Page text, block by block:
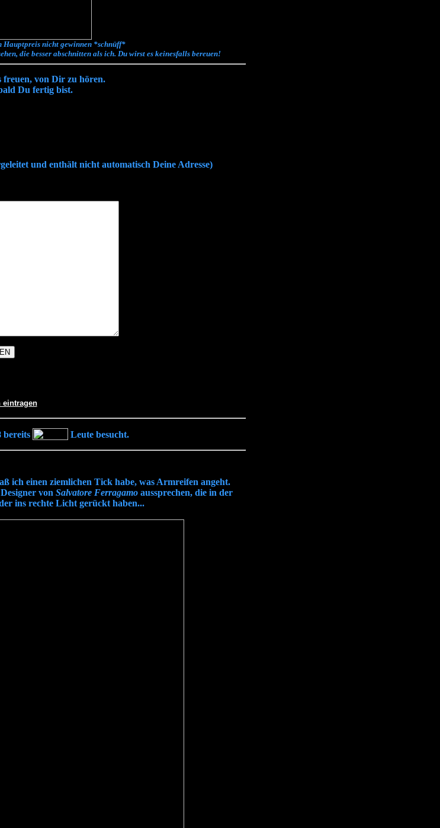
Hauptpreis nicht gewinnen *schnüff*
die besser abschnitten als ich. Du wirst es keinesfalls bereuen!
freuen, von Dir zu hören.
Du fertig bist.
und enthält nicht automatisch Deine Adresse)
eintragen
bereits Leute besucht.
ich einen ziemlichen Tick habe, was Armreifen angeht.
von Salvatore Ferragamoaussprechen, die in der
ins rechte Licht gerückt haben...